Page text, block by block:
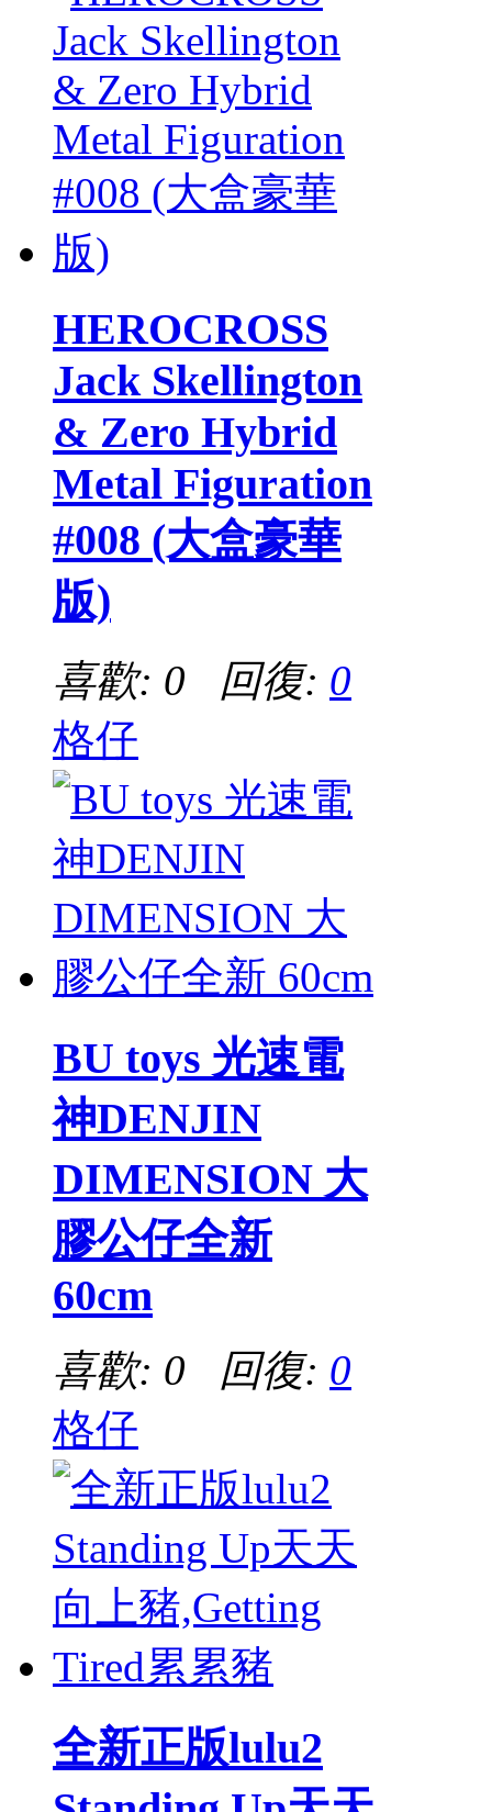
HEROCROSS
Jack Skellington
& Zero Hybrid
Metal Figuration
#008 (大盒豪華
版)
喜歡: 0 回復: 0
格仔
BU toys 光速電
神DENJIN
DIMENSION 大
膠公仔全新
60cm
喜歡: 0 回復: 0
格仔
全新正版lulu2